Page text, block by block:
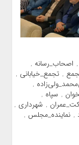
, اصحاب_رسانه ,
, تجمع_خیابانی ,
,
, سپاه ,
, شهرداری ,
, نماینده_مجلس ,